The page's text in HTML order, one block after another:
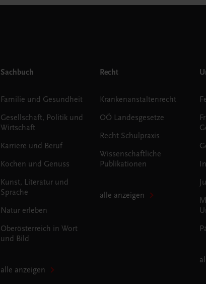
Sachbuch
Familie und Gesundheit
Gesellschaft, Politik und
Wirtschaft
Karriere und Beruf
Kochen und Genuss
Kunst, Literatur und
Sprache
Natur erleben
Oberösterreich in Wort
und Bild
alle anzeigen
Recht
Krankenanstaltenrecht
OÖ Landesgesetze
Recht Schulpraxis
Wissenschaftliche
Publikationen
alle anzeigen